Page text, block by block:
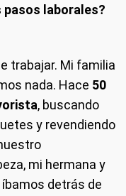
pasos laborales?
trabajar. Mi familia
nada. Hace 50
, buscando
y revendiendo
mi hermana y
detrás de